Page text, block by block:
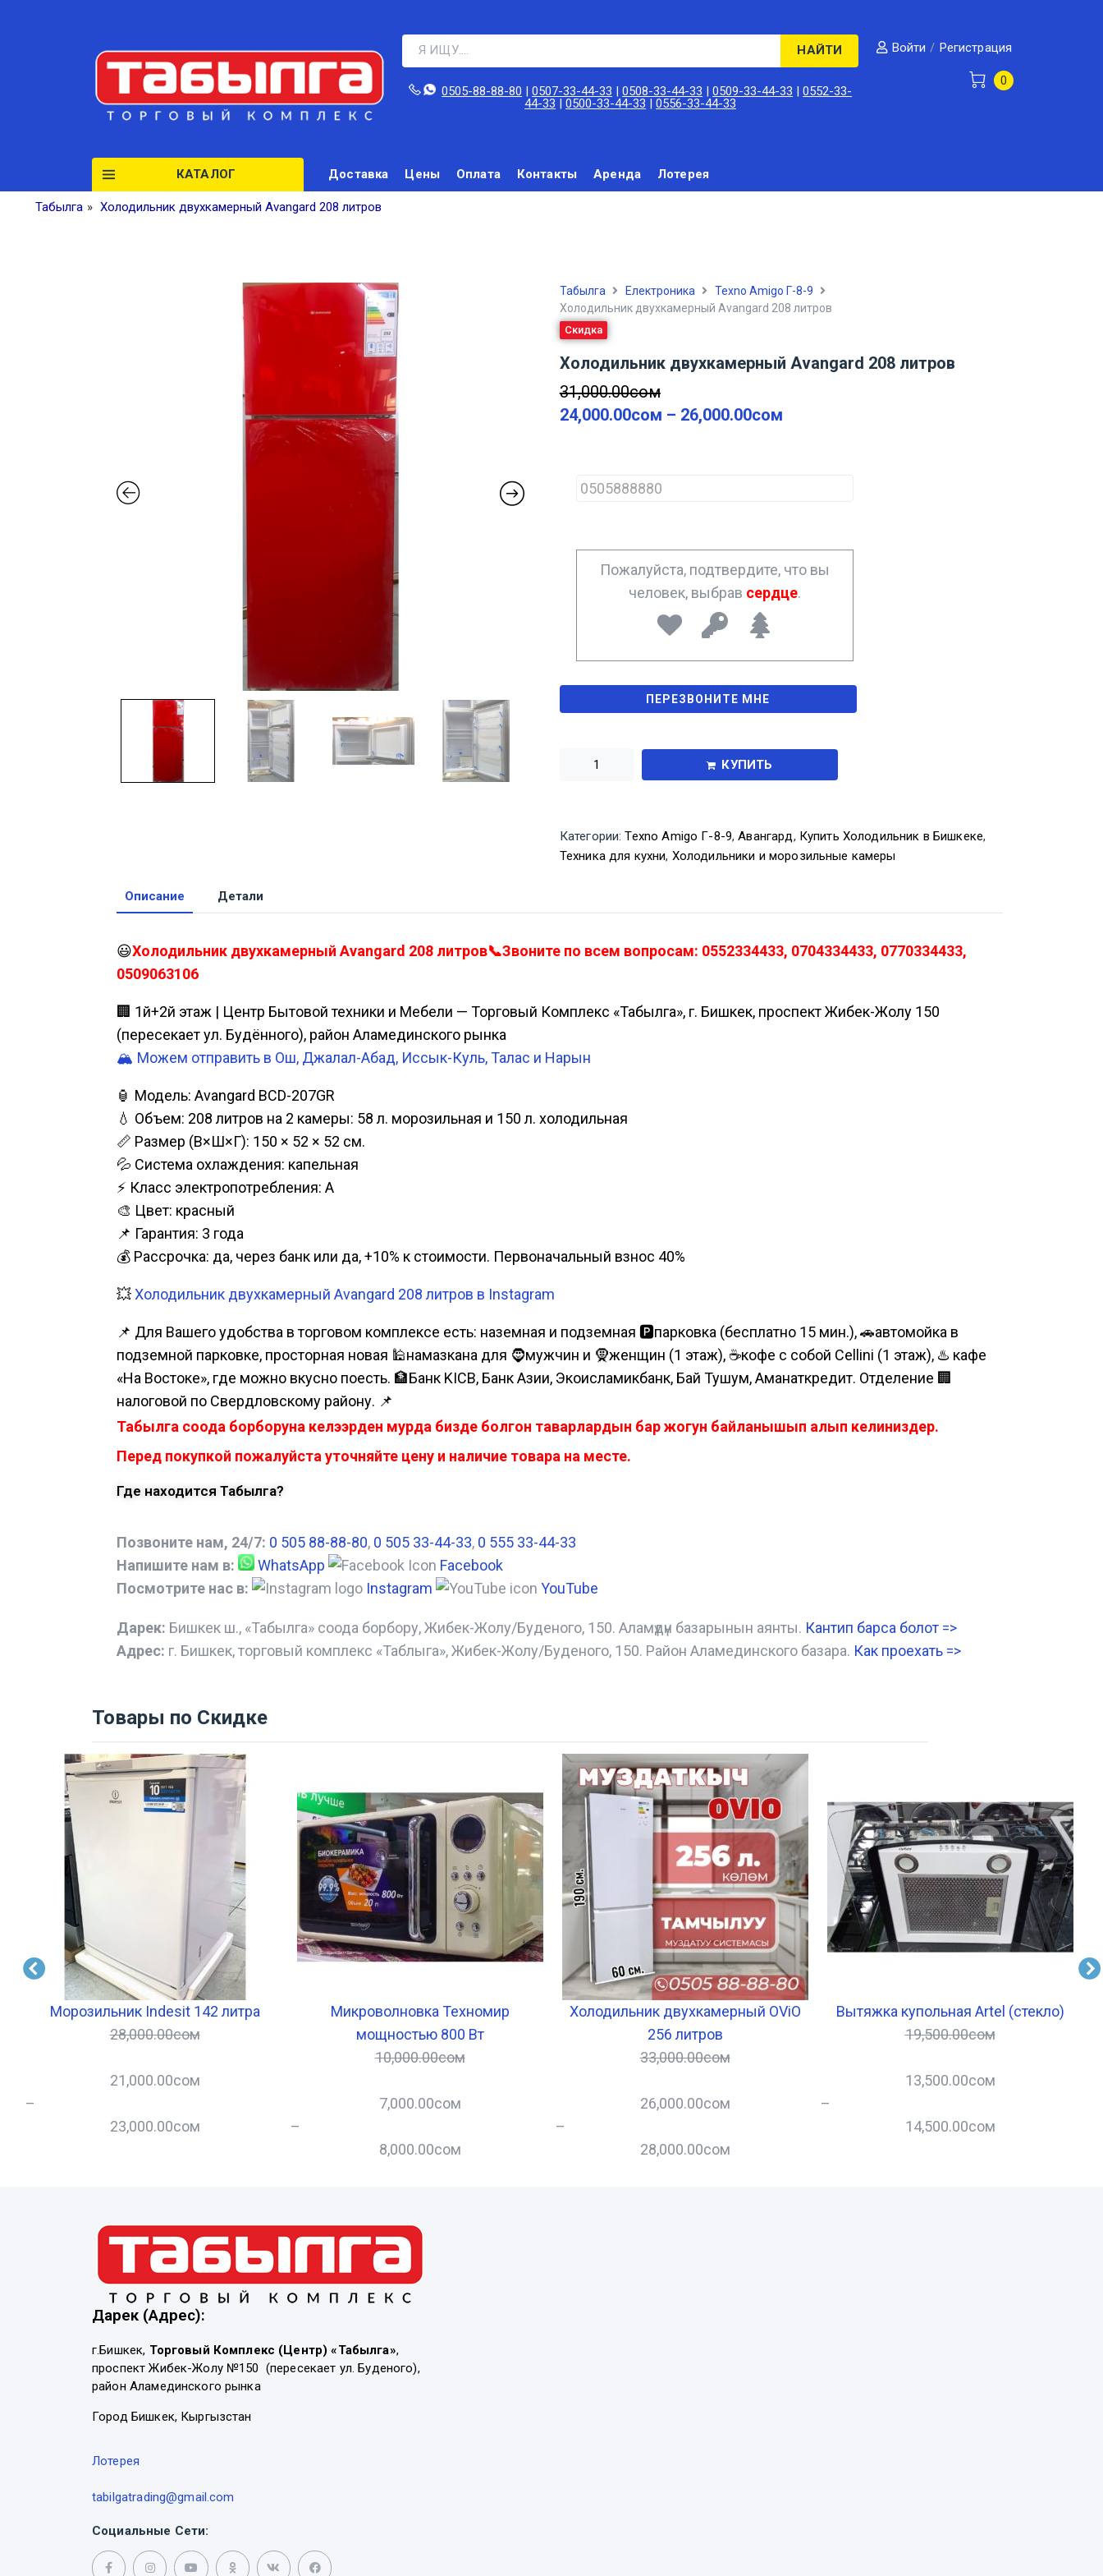
НАЙТИ
0505-88-88-80‬ |0507-33-44-33 |0508-33-44-33 |0509-33-44-33 |0552-33-
44-33 |0500-33-44-33 |0556-33-44-33
Войти / Регистрация
0
КАТАЛОГ Доставка Цены Оплата Контакты Аренда Лотерея
Табылга » Холодильник двухкамерный Avangard 208 литров
Табылга Електроника
Texno Amigo Г-8-9
Холодильник двухкамерный Avangard 208 литров
Скидка
Холодильник двухкамерный Avangard 208 литров
31,000.00сом
24,000.00сом – 26,000.00сом
h
Пожалуйста, подтвердите, что вы
человек, выбрав сердце.
КУПИТЬ
Категории:Texno Amigo Г-8-9,Авангард, Купить Холодильник в Бишкеке,
Техника для кухни, Холодильники и морозильные камеры
Описание Детали
😃Холодильник двухкамерный Avangard 208 литров📞Звоните по всем вопросам: 0552334433, 0704334433, 0770334433,
0509063106
🏢 1й+2й этаж | Центр Бытовой техники и Мебели — Торговый Комплекс «Табылга», г. Бишкек, проспект Жибек-Жолу 150
(пересекает ул. Будённого), район Аламединского рынка
🏔️ Можем отправить в Ош, Джалал-Абад, Иссык-Куль, Талас и Нарын
🏮 Модель: Avangard BCD-207GR
💧 Объем: 208 литров на 2 камеры: 58 л. морозильная и 150 л. холодильная
📏 Размер (В×Ш×Г): 150 × 52 × 52 см.
💦 Система охлаждения: капельная
⚡ Класс электропотребления: А
🎨 Цвет: красный
📌 Гарантия: 3 года
💰 Рассрочка: да, через банк или да, +10% к стоимости. Первоначальный взнос 40%
💥Холодильник двухкамерный Avangard 208 литров в Instagram
📌 Для Вашего удобства в торговом комплексе есть: наземная и подземная 🅿парковка (бесплатно 15 мин.), 🚗автомойка в
подземной парковке, просторная новая 🕌намазкана для 🧔мужчин и 🧕женщин (1 этаж), ☕кофе с собой Cellini (1 этаж), ♨️ кафе
«На Востоке», где можно вкусно поесть. 🏦Банк KICB, Банк Азии, Экоисламикбанк, Бай Тушум, Аманаткредит. Отделение 🏢
налоговой по Свердловскому району. 📌
Табылга соода борборуна келээрден мурда бизде болгон таварлардын бар жогун байланышып алып келиниздер.
Перед покупкой пожалуйста уточняйте цену и наличие товара на месте.
Где находится Табылга?
Позвоните нам, 24/7: 0 505 88-88-80, 0 505 33-44-33, 0 555 33-44-33
Напишите нам в:
WhatsApp
Facebook
Посмотрите нас в:
Instagram YouTube
Дарек: Бишкек ш., «Табылга» соода борбору, Жибек-Жолу/Буденого, 150. Аламүдүн базарынын аянты. Кантип барса болот =>
Адрес: г. Бишкек, торговый комплекс «Таблыга», Жибек-Жолу/Буденого, 150. Район Аламединского базара. Как проехать =>
Товары по Скидке
Морозильник Indesit 142 литра
28,000.00сом
21,000.00сом
–
23,000.00сом
Микроволновка Техномир
мощностью 800 Вт
10,000.00сом
7,000.00сом
–
8,000.00сом
Холодильник двухкамерный OViO
256 литров
33,000.00сом
26,000.00сом
–
28,000.00сом
Вытяжка купольная Artel (стекло)
19,500.00сом
13,500.00сом
–
14,500.00сом
Дарек (Адрес):
г.Бишкек, Торговый Комплекс (Центр) «Табылга»,
проспект Жибек-Жолу №150 (пересекает ул. Буденого),
район Аламединского рынка
Город Бишкек, Кыргызстан
Лотерея
tabilgatrading@gmail.com
Социальные Сети: